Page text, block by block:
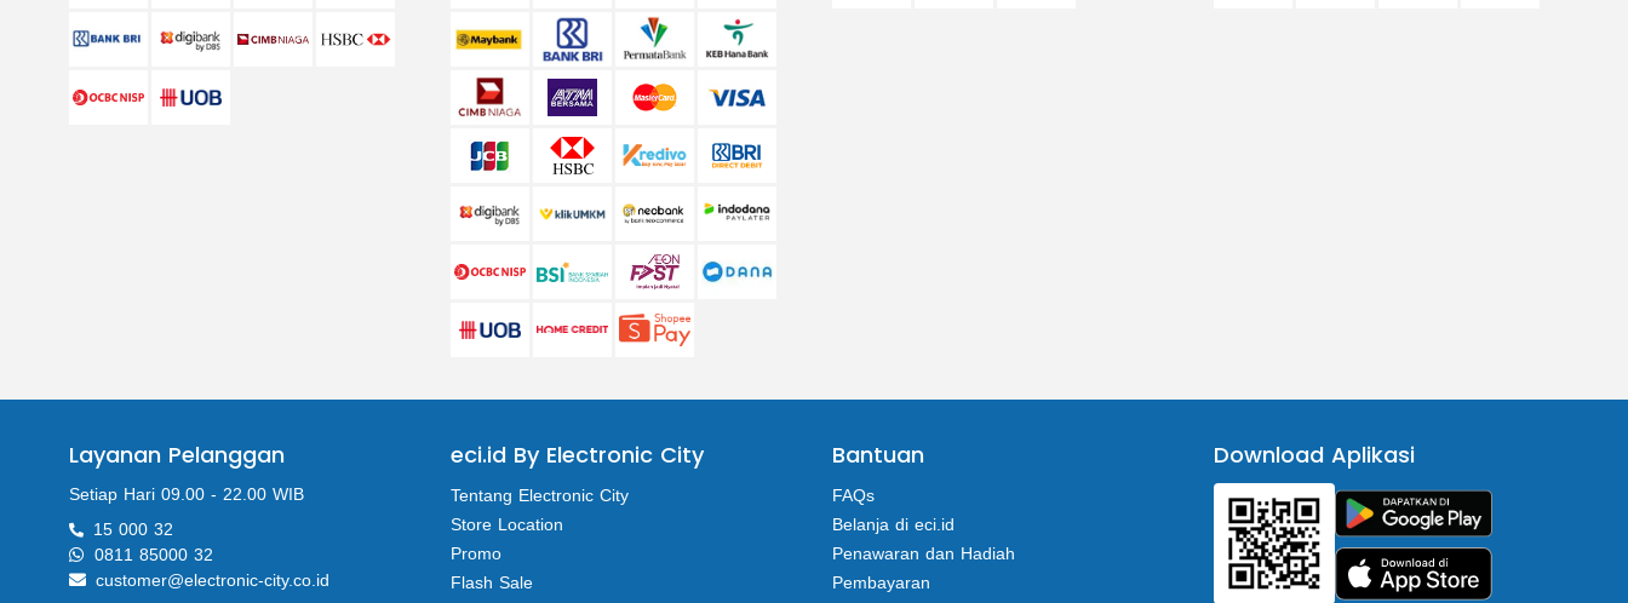
Layanan Pelanggan
Setiap Hari 09.00 - 22.00 WIB
15 000 32
0811 85000 32
customer@electronic-city.co.id
eci.id By Electronic City
Tentang Electronic City
Store Location
Promo
Flash Sale
Bantuan
FAQs
Belanja di eci.id
Penawaran dan Hadiah
Pembayaran
Download Aplikasi